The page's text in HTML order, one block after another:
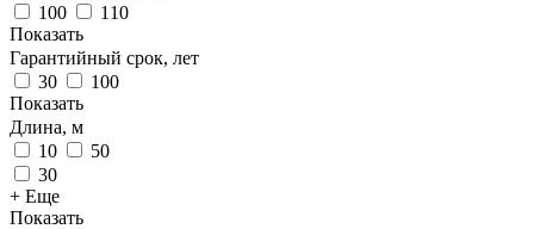
100
110
Показать
Гарантийный срок, лет
30
100
Показать
Длина, м
10
50
30
+ Еще
Показать